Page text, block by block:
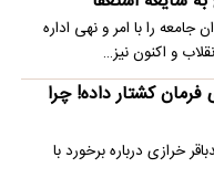
روسیه و تمدید
علیه او
در آسمان مسکو
جامعه را با امر و نهی اداره
و اکنون نیز…
فرمان کشتار داده! چرا
خرازی درباره برخورد با